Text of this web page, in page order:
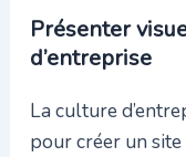
Présenter
d’entreprise
La culture
pour créer un